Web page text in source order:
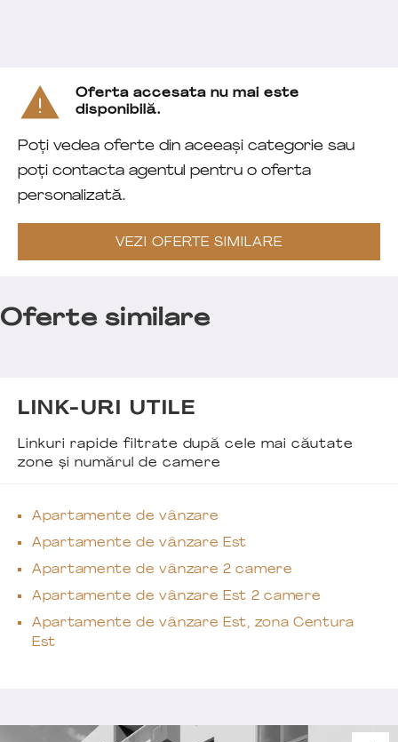
Oferta accesata nu mai este
disponibilă.
Poți vedea oferte din aceeași categorie sau
poți contacta agentul pentru o oferta
personalizată.
VEZI OFERTE SIMILARE
Oferte similare
LINK-URI UTILE
Linkuri rapide filtrate după cele mai căutate
zone și numărul de camere
Apartamente de vânzare
Apartamente de vânzare Est
Apartamente de vânzare 2 camere
Apartamente de vânzare Est 2 camere
Apartamente de vânzare Est, zona Centura
Est